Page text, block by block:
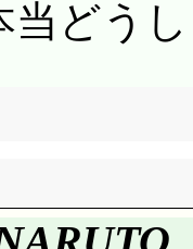
江夏脚
ムが
当」
作画
っと料
当どう